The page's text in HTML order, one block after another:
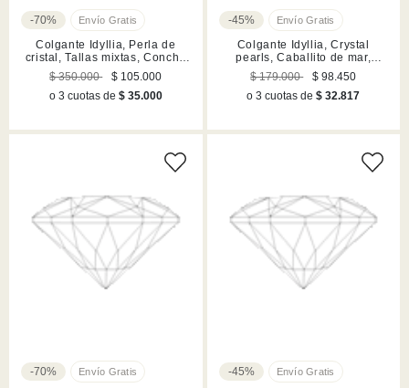
-70%
Colgante Idyllia, Perla de
cristal, Tallas mixtas, Concha
de mar, Blanco, Acabado en
tono oro
$ 350.000
$ 105.000
o 3 cuotas de $ 35.000
-45%
Colgante Idyllia, Crystal
pearls, Caballito de mar,
Blanco, Acabado en tono oro
$ 179.000
$ 98.450
o 3 cuotas de$ 32.817
-70%
-45%